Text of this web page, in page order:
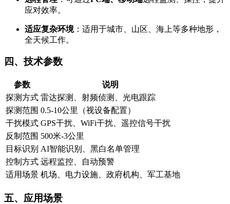
应对效率。
适应复杂环境：适用于城市、山区、海上等多种地形，
全天候工作。
四、技术参数
参数
说明
探测方式 雷达探测、射频侦测、光电跟踪
探测范围 0.5-10公里（视设备配置）
干扰模式 GPS干扰、WiFi干扰、遥控信号干扰
反制范围 500米-3公里
目标识别 AI智能识别、黑白名单管理
控制方式 远程监控、自动预警
适用场景 机场、电力设施、政府机构、军工基地
五、应用场景